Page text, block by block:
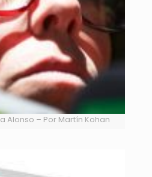
Alonso – Por Martín Kohan